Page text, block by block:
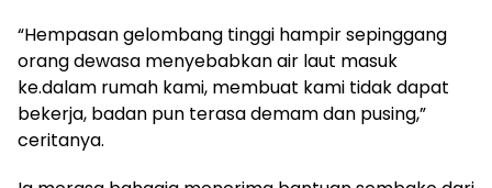
“Hempasan gelombang tinggi hampir sepinggang
orang dewasa menyebabkan air laut masuk
ke.dalam rumah kami, membuat kami tidak dapat
bekerja, badan pun terasa demam dan pusing,”
ceritanya.